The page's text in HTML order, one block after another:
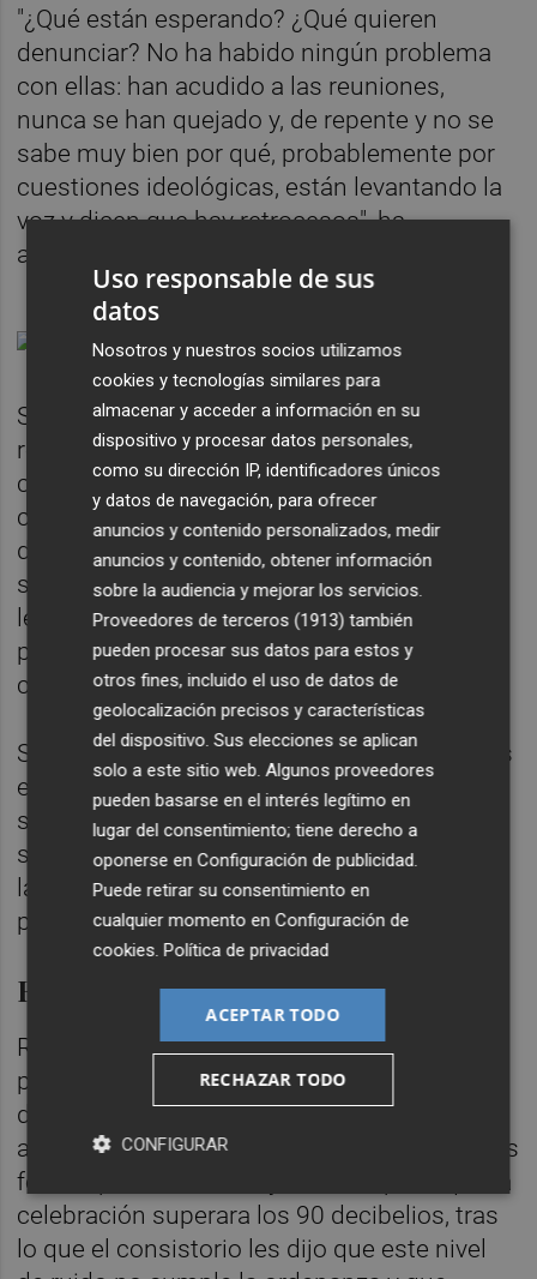
"¿Qué están esperando? ¿Qué quieren
denunciar? No ha habido ningún problema
con ellas: han acudido a las reuniones,
nunca se han quejado y, de repente y no se
sabe muy bien por qué, probablemente por
cuestiones ideológicas, están levantando la
voz y dicen que hay retrocesos", ha
aseverado.
Según ha explicado, su departamento ha
recabado "a qué se ha destinado el dinero"
concedido a estas entidades, al igual que
con el resto de asociaciones, con el objetivo
de "saber dónde va cada euro". "Espero que
su molestia no parta de ahí", ha añadido, y
les ha instado a explicar "de verdad qué
problema tienen con este gobierno" que
comparten PP y Vox.
Su "sorpresa", ha insistido, se debe a que "las
entidades se quejen de que están fuera del
sistema cuando están subvencionadas y
son las mismas" que gestionan servicios de
la Generalitat como el servicio Orienta o el
proyecto 'L'armari de la memòria'.
Fiesta del Orgullo
Respecto a la negativa de estas entidades a
participar en la fiesta posterior a la marcha
del Orgullo en València, Camarero ha
asegurado que el Ayuntamiento propuso tres
fechas para celebrarla y Lambda pidió que la
celebración superara los 90 decibelios, tras
lo que el consistorio les dijo que este nivel
Uso responsable de sus
datos
Nosotros y nuestros socios utilizamos
cookies y tecnologías similares para
almacenar y acceder a información en su
dispositivo y procesar datos personales,
como su dirección IP, identificadores únicos
y datos de navegación, para ofrecer
anuncios y contenido personalizados, medir
anuncios y contenido, obtener información
sobre la audiencia y mejorar los servicios.
Proveedores de terceros (1913) también
pueden procesar sus datos para estos y
otros fines, incluido el uso de datos de
geolocalización precisos y características
del dispositivo. Sus elecciones se aplican
solo a este sitio web. Algunos proveedores
pueden basarse en el interés legítimo en
lugar del consentimiento; tiene derecho a
oponerse enConfiguración de publicidad
Puede retirar su consentimiento en
cualquier momento enConfiguración de
cookies .Política de privacidad
ACEPTAR TODO
RECHAZAR TODO
CONFIGURAR